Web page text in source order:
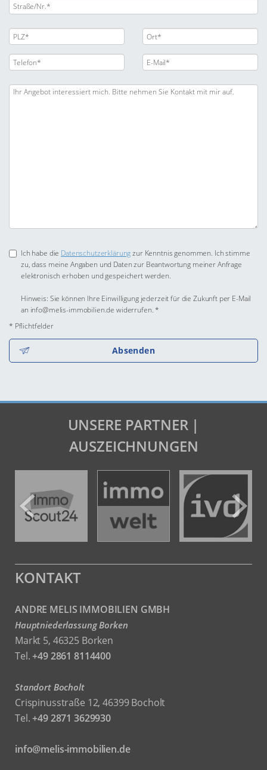
Ich habe die Datenschutzerklärungzur Kenntnis genommen. Ich stimme
zu, dass meine Angaben und Daten zur Beantwortung meiner Anfrage
elektronisch erhoben und gespeichert werden.
Hinweis: Sie können Ihre Einwilligung jederzeit für die Zukunft per E-Mail
an info@melis-immobilien.de widerrufen. *
* Pflichtfelder
Absenden
UNSERE PARTNER |
AUSZEICHNUNGEN
KONTAKT
ANDRE MELIS IMMOBILIEN GMBH
Hauptniederlassung Borken
Markt 5, 46325 Borken
Tel.+49 2861 8114400
Standort Bocholt
Crispinusstraße 12, 46399 Bocholt
Tel.+49 2871 3629930
info@melis-immobilien.de